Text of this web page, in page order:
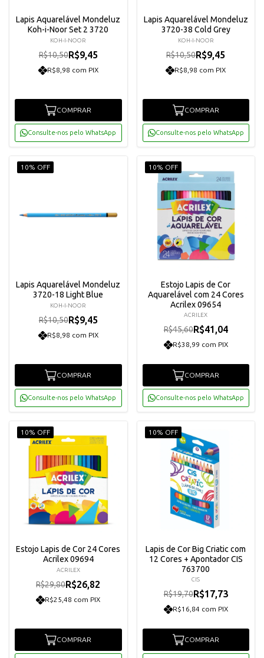
Lapis Aquarelável Mondeluz
Koh-i-Noor Set 2 3720
KOH-I-NOOR
R$10,50R$9,45
R$8,98 com PIX
COMPRAR
Consulte-nos pelo WhatsApp
Lapis Aquarelável Mondeluz
3720-38 Cold Grey
KOH-I-NOOR
R$10,50R$9,45
R$8,98 com PIX
COMPRAR
Consulte-nos pelo WhatsApp
10% OFF
Lapis Aquarelável Mondeluz
3720-18 Light Blue
KOH-I-NOOR
R$10,50R$9,45
R$8,98 com PIX
COMPRAR
Consulte-nos pelo WhatsApp
10% OFF
Estojo Lapis de Cor
Aquarelável com 24 Cores
Acrilex 09654
ACRILEX
R$45,60R$41,04
R$38,99 com PIX
COMPRAR
Consulte-nos pelo WhatsApp
10% OFF
Estojo Lapis de Cor 24 Cores
Acrilex 09694
ACRILEX
R$29,80R$26,82
R$25,48 com PIX
COMPRAR
10% OFF
Lapis de Cor Big Criatic com
12 Cores + Apontador CIS
763700
CIS
R$19,70R$17,73
R$16,84 com PIX
COMPRAR